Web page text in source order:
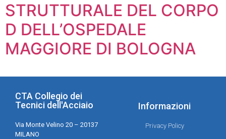
STRUTTURALE DEL CORPO
D DELL’OSPEDALE
MAGGIORE DI BOLOGNA
CTA Collegio dei
Tecnici dell'Acciaio
Via Monte Velino 20 – 20137
MILANO
Informazioni
Privacy Policy